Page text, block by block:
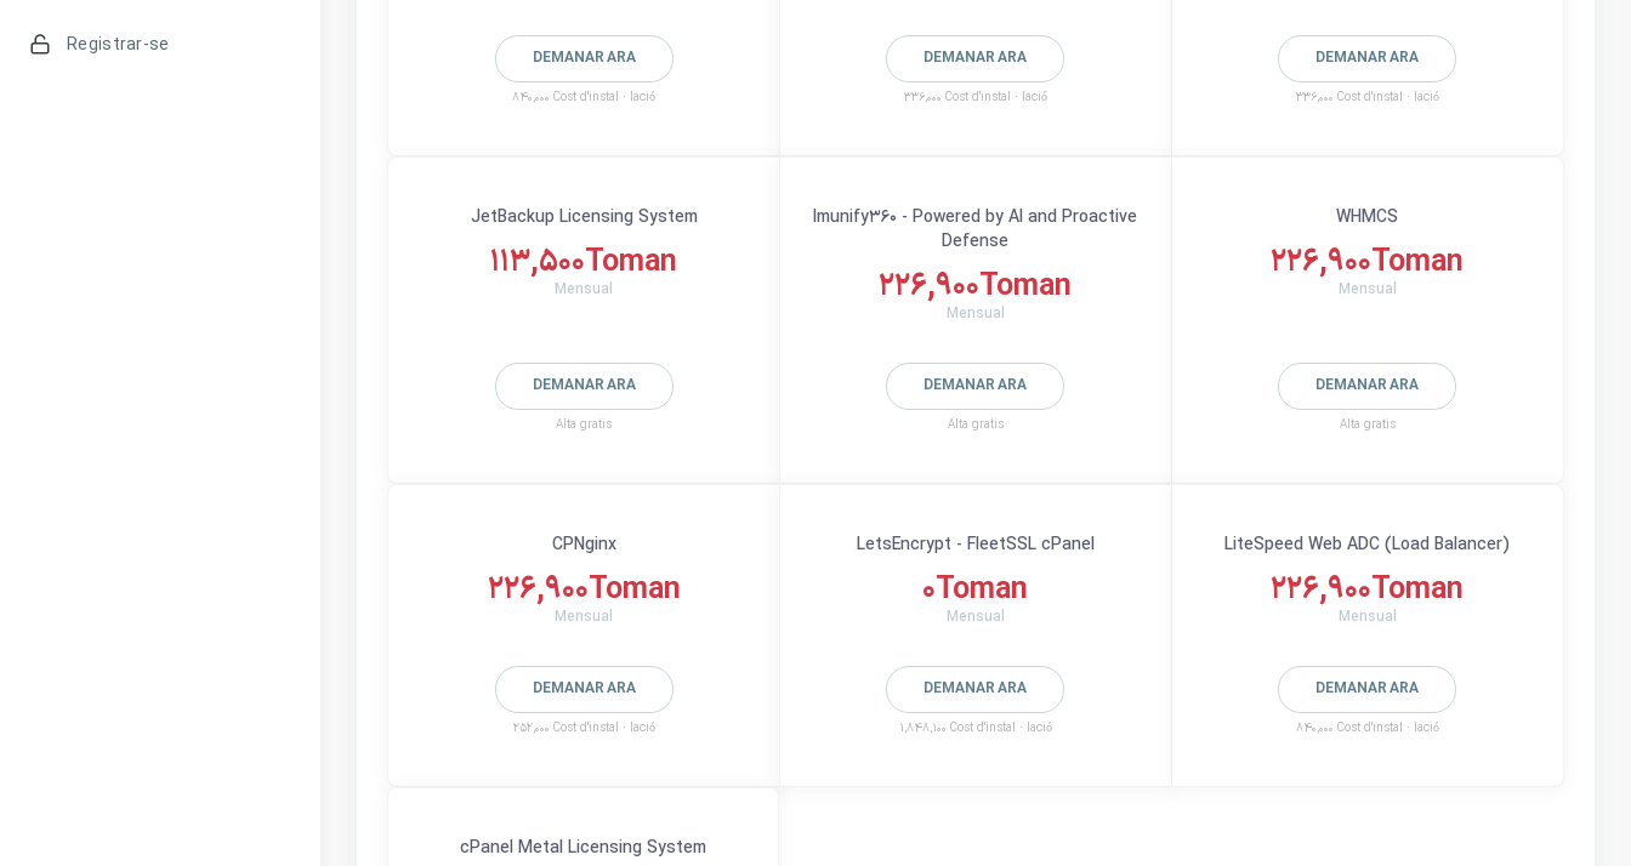
Registrar-se DEMANAR ARA
840,000 Cost d'instal · lació
DEMANAR ARA
336,000 Cost d'instal · lació
DEMANAR ARA
336,000 Cost d'instal · lació
JetBackup Licensing System
113,500Toman
Mensual
DEMANAR ARA
Alta gratis
Imunify360 - Powered by AI and Proactive
Defense
226,900Toman
Mensual
DEMANAR ARA
Alta gratis
WHMCS
226,900Toman
Mensual
DEMANAR ARA
Alta gratis
CPNginx
226,900Toman
Mensual
DEMANAR ARA
252,000 Cost d'instal · lació
LetsEncrypt - FleetSSL cPanel
0Toman
Mensual
DEMANAR ARA
1,848,100 Cost d'instal · lació
LiteSpeed Web ADC (Load Balancer)
226,900Toman
Mensual
DEMANAR ARA
840,000 Cost d'instal · lació
cPanel Metal Licensing System